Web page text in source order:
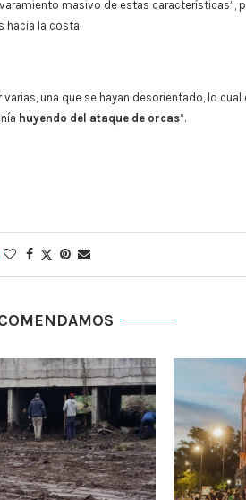
masivo de estas características”,
hacia la costa.
una que se hayan desorientado, lo
huyendo del ataque de orcas“.